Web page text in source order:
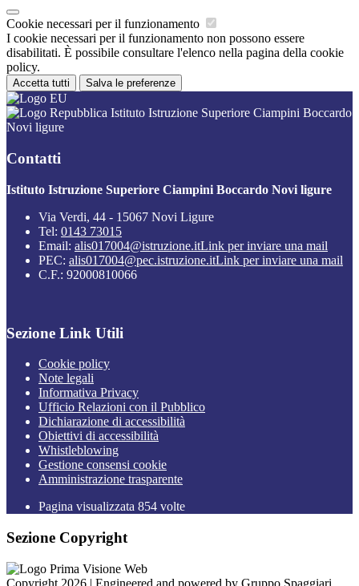
Cookie necessari per il funzionamento
I cookie necessari per il funzionamento non possono essere
disabilitati. È possibile consultare l'elenco nella pagina della cookie
policy.
Accetta tutti Salva le preferenze
Istituto Istruzione Superiore Ciampini Boccardo
Novi ligure
Contatti
Istituto Istruzione Superiore Ciampini Boccardo Novi ligure
Via Verdi, 44 - 15067 Novi Ligure
Tel: 0143 73015
Email: alis017004@istruzione.itLink per inviare una mail
PEC: alis017004@pec.istruzione.itLink per inviare una mail
C.F.: 92000810066
Sezione Link Utili
Cookie policy
Note legali
Informativa Privacy
Ufficio Relazioni con il Pubblico
Dichiarazione di accessibilità
Obiettivi di accessibilità
Whistleblowing
Gestione consensi cookie
Amministrazione trasparente
Pagina visualizzata 854 volte
Sezione Copyright
Copyright 2026 | Engineered and powered by Gruppo Spaggiari